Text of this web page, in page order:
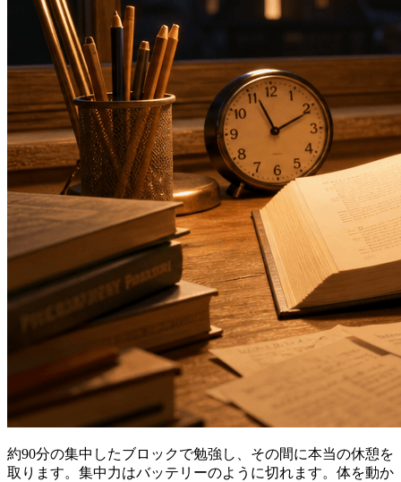
約90分の集中したブロックで勉強し、その間に本当の休憩を
取ります。集中力はバッテリーのように切れます。体を動か